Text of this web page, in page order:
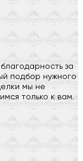
за
подбор нужного
мы не
только к вам.